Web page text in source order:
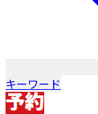
キーワード